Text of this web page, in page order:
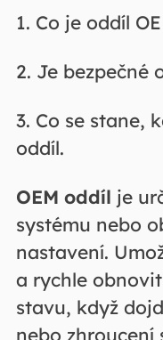
1. Co je oddíl
2. Je bezpečné
3. Co se stane,
oddíl.
OEM oddíl je
systému nebo
nastavení.
a rychle
stavu, když
nebo zhroucení